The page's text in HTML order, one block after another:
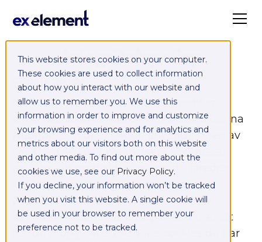
This website stores cookies on your computer.
These cookies are used to collect information
about how you interact with our website and
allow us to remember you. We use this
information in order to improve and customize
your browsing experience and for analytics and
metrics about our visitors both on this website
and other media. To find out more about the
cookies we use, see our Privacy Policy.
If you decline, your information won’t be tracked
when you visit this website. A single cookie will
be used in your browser to remember your
preference not to be tracked.
Integritetspolicy
Cookiepolicy
Denna webbplats,https://exelement.co
använder cookies. Genom att besöka denna
webbplats godkänner du användningen av
cookies. De flesta webbläsare accepterar
cookies automatiskt, men om du föredrar
det kan du ändra inställningarna i din
webbläsare för att radera cookies eller
förhindra automatisk acceptans. Generellt
har du möjlighet att se vilka cookies du har